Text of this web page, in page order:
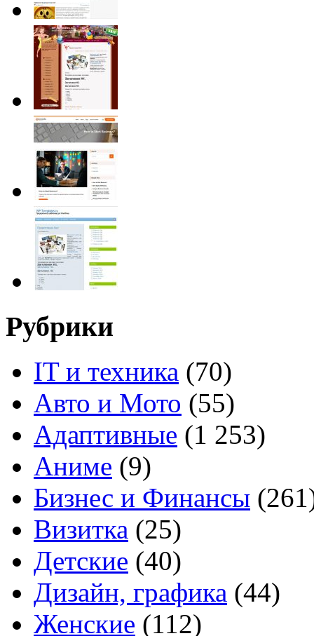
Рубрики
IT и техника (70)
Авто и Мото (55)
Адаптивные (1 253)
Аниме (9)
Бизнес и Финансы
Визитка (25)
Детские (40)
Дизайн, графика (44)
Женские (112)